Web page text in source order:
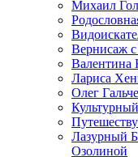
Михаил
Вернисаж
Валентина
Лариса
Олег
Лазурный
Озолиной